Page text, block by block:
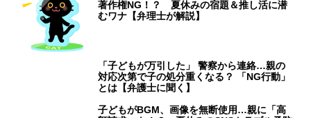
著作権NG！？ 夏休みの宿題＆推し活に潜
むワナ【弁理士が解説】
「子どもが万引した」 警察から連絡…親の
対応次第で子の処分重くなる？ 「NG行動」
とは【弁護士に聞く】
子どもがBGM、画像を無断使用…親に「高